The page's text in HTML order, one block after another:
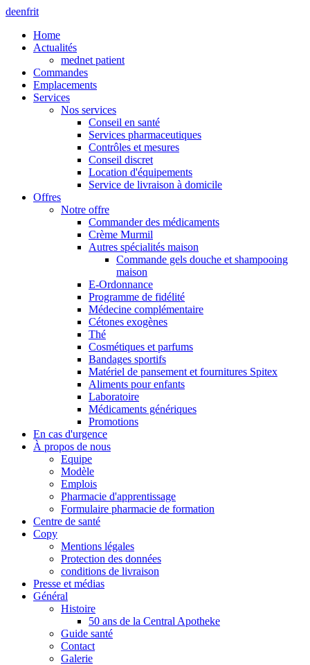
deenfrit
Home
Actualités
mednet patient
Commandes
Emplacements
Services
Nos services
Conseil en santé
Services pharmaceutiques
Contrôles et mesures
Conseil discret
Location d'équipements
Service de livraison à domicile
Offres
Notre offre
Commander des médicaments
Crème Murmil
Autres spécialités maison
Commande gels douche et shampooing
maison
E-Ordonnance
Programme de fidélité
Médecine complémentaire
Cétones exogènes
Thé
Cosmétiques et parfums
Bandages sportifs
Matériel de pansement et fournitures Spitex
Aliments pour enfants
Laboratoire
Médicaments génériques
Promotions
En cas d'urgence
À propos de nous
Equipe
Modèle
Emplois
Pharmacie d'apprentissage
Formulaire pharmacie de formation
Centre de santé
Copy
Mentions légales
Protection des données
conditions de livraison
Presse et médias
Général
Histoire
50 ans de la Central Apotheke
Guide santé
Contact
Galerie